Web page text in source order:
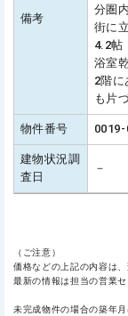
備考
分圏
街に
4.2
浴室
2階
も片
物件番号
建物状況調
査日
－
（ご注意）
価格などの上記の内容は
最新の情報は担当の営業
未完成物件の場合の築年